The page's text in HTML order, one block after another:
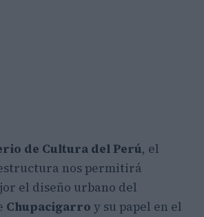
de Cultura del Perú, el
nos permitirá
el diseño urbano del
Chupacigarro y su papel en el